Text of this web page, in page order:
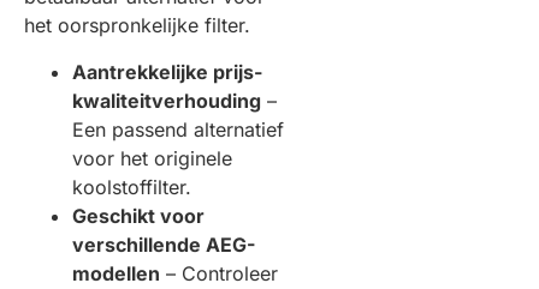
het oorspronkelijke filter.
Aantrekkelijke prijs-
kwaliteitverhouding –
Een passend alternatief
voor het originele
koolstoffilter.
Geschikt voor
verschillende AEG-
modellen – Controleer